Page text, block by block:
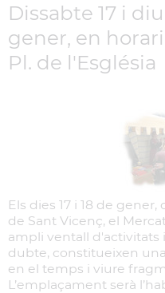
Dissabte 17 i
gener, en
Pl. de l'Església
Els dies 17 i 18 de
de Sant Vicenç, el
ampli ventall d'activitats
dubte, constitueixen
en el temps i viure
L’emplaçament serà